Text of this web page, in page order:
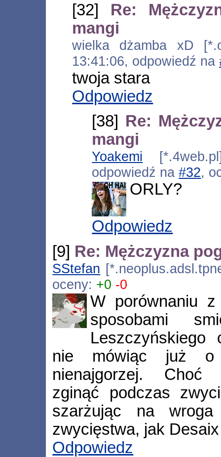
[32] Re:
mangi
wielka dżamba xD
13:41:06, odpowiedź na
twoja stara
Odpowiedz
[38] Re:
mangi
Yoakemi
odpowiedź na#32,
ORLY?
Odpowiedz
[9] Re: Mężczyzna
SStefan
oceny: +0 -0
W porównaniu z
sposobami
Leszczyńskiego
nie mówiąc już o
nienajgorzej. Choć
zginąć podczas
szarżując na
zwycięstwa, jak
Odpowiedz